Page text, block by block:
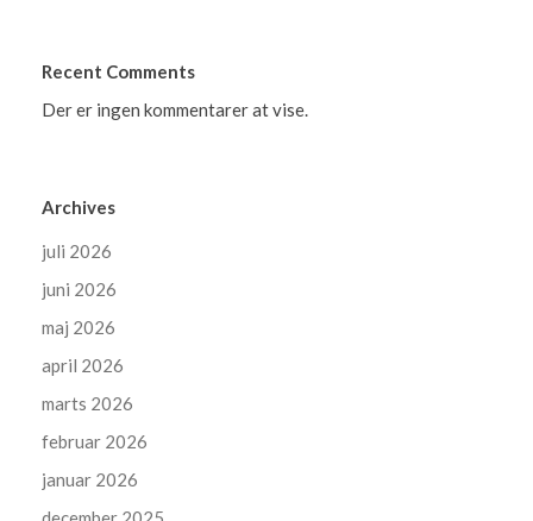
Recent Comments
Der er ingen kommentarer at vise.
Archives
juli 2026
juni 2026
maj 2026
april 2026
marts 2026
februar 2026
januar 2026